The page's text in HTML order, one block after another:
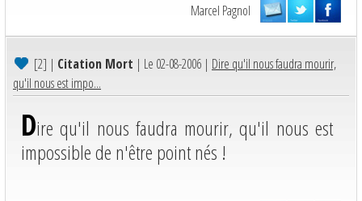
Marcel Pagnol
[2] | Citation Mort | Le 02-08-2006 | Dire qu'il nous faudra mourir,
qu'il nous est impo...
Dire qu'il nous faudra mourir, qu'il nous est
impossible de n'être point nés !